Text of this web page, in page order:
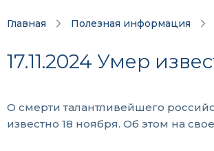
Главная Полезная информация
17.11.2024 Умер
О смерти талантливейшего
известно 18 ноября. Об этом на